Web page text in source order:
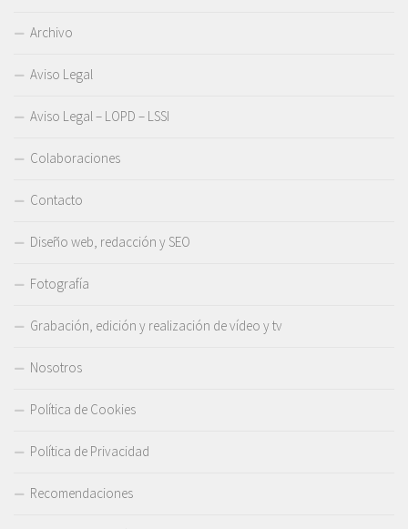
Archivo
Aviso Legal
Aviso Legal – LOPD – LSSI
Colaboraciones
Contacto
Diseño web, redacción y SEO
Fotografía
Grabación, edición y realización de vídeo y tv
Nosotros
Política de Cookies
Política de Privacidad
Recomendaciones